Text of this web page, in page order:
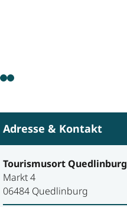
Adresse & Kontakt
Tourismusort Quedlinburg
Markt 4
06484 Quedlinburg